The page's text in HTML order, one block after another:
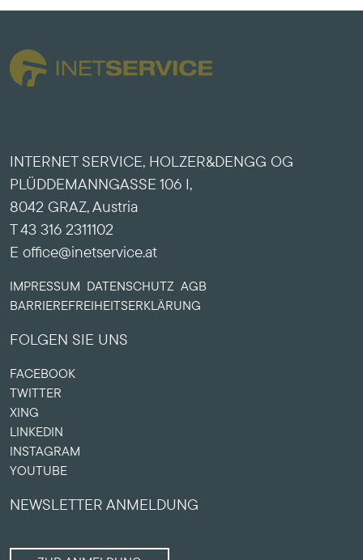
INTERNET SERVICE, HOLZER&DENGG OG
PLÜDDEMANNGASSE 106 I,
8042 GRAZ, Austria
T 43 316 2311102
E office@inetservice.at
IMPRESSUM DATENSCHUTZ AGB
BARRIERE­FREIHEITS­ERKLÄRUNG
FOLGEN SIE UNS
FACEBOOK
TWITTER
XING
LINKEDIN
INSTAGRAM
YOUTUBE
NEWSLETTER ANMELDUNG